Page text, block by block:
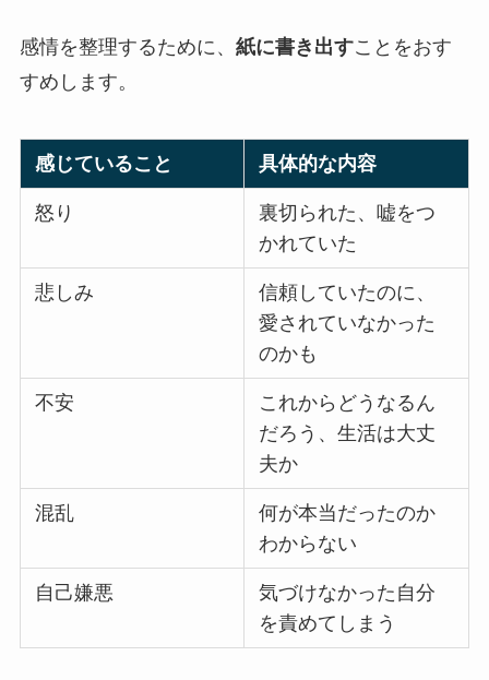
感情を整理するために、 紙に書き出すことをおす
すめします。
感じていること 具体的な内容
怒り
裏切られた、嘘をつ
かれていた
悲しみ
信頼していたのに、
愛されていなかった
のかも
不安
これからどうなるん
だろう、生活は大丈
夫か
混乱
何が本当だったのか
わからない
自己嫌悪
気づけなかった自分
を責めてしまう